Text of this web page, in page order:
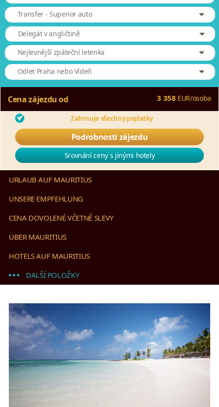
Transfer - Superior auto
Delegát v angličtině
Nejlevnější zpáteční letenka
Odlet Praha nebo Vídeň
Cena zájezdu od 3 358 EUR/osoba
Zahrnuje všechny poplatky
Podrobnosti zájezdu
Srovnání ceny s jinými hotely
URLAUB AUF MAURITIUS
UNSERE EMPFEHLUNG
CENA DOVOLENÉ VČETNĚ SLEVY
ÜBER MAURITIUS
HOTELS AUF MAURITIUS
DALŠÍ POLOŽKY